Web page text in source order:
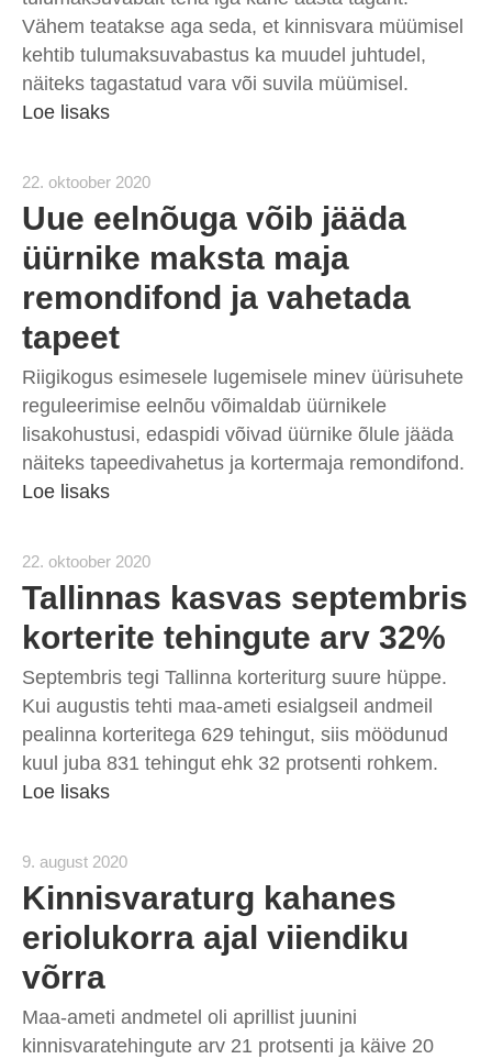
Vähem teatakse aga seda, et kinnisvara müümisel
kehtib tulumaksuvabastus ka muudel juhtudel,
näiteks tagastatud vara või suvila müümisel.
Loe lisaks
22. oktoober 2020
Uue eelnõuga võib jääda
üürnike maksta maja
remondifond ja vahetada
tapeet
Riigikogus esimesele lugemisele minev üürisuhete
reguleerimise eelnõu võimaldab üürnikele
lisakohustusi, edaspidi võivad üürnike õlule jääda
näiteks tapeedivahetus ja kortermaja remondifond.
Loe lisaks
22. oktoober 2020
Tallinnas kasvas septembris
korterite tehingute arv 32%
Septembris tegi Tallinna korteriturg suure hüppe.
Kui augustis tehti maa-ameti esialgseil andmeil
pealinna korteritega 629 tehingut, siis möödunud
kuul juba 831 tehingut ehk 32 protsenti rohkem.
Loe lisaks
9. august 2020
Kinnisvaraturg kahanes
eriolukorra ajal viiendiku
võrra
Maa-ameti andmetel oli aprillist juunini
kinnisvaratehingute arv 21 protsenti ja käive 20